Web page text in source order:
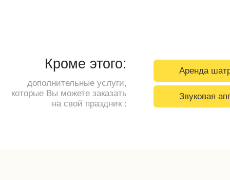
Кроме этого:
дополнительные услуги,
которые Вы можете заказать
на свой праздник :
Аренда
Звуковая